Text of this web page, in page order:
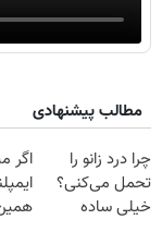
مطالب پیشنهادی
چرا درد زانو را
تحمل می‌کنی؟
خیلی ساده
اگر